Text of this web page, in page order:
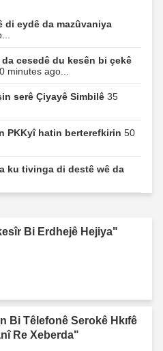
di eydê da mazûvaniya
cesedê du kesên bi çekê
minutes ago...
serê Çiyayê Simbilê 35
PKKyî hatin berterefkirin 50
ku tivinga di destê wê da
Bi Erdhejê Hejiya"
Bi Têlefonê Serokê Hkıfê
Re Xeberda"